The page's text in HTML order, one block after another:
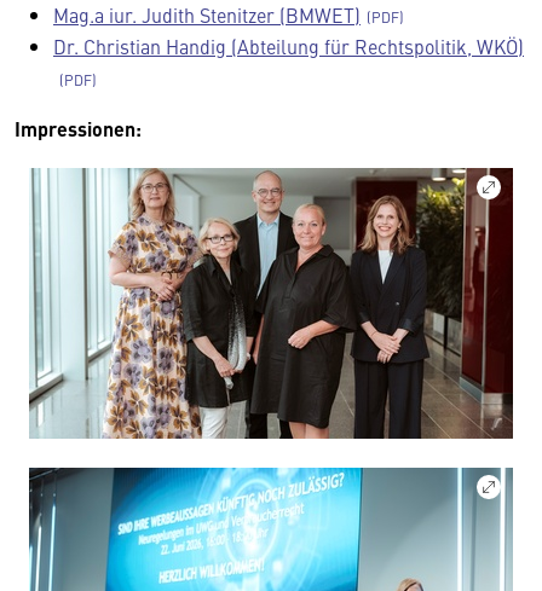
Mag.a iur. Judith Stenitzer (BMWET)
Dr. Christian Handig (Abteilung für Rechtspolitik, WKÖ)
Impressionen: